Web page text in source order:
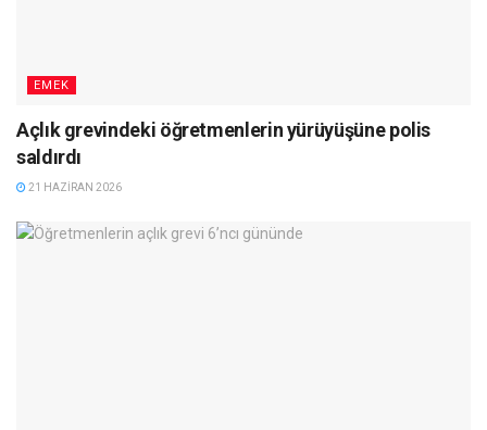
EMEK
Açlık grevindeki öğretmenlerin yürüyüşüne polis
saldırdı
21 HAZIRAN 2026